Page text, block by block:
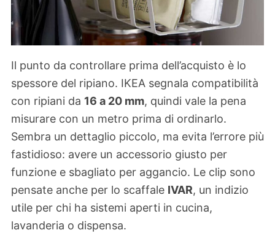
Il punto da controllare prima dell’acquisto è lo
spessore del ripiano. IKEA segnala compatibilità
con ripiani da 16 a 20 mm, quindi vale la pena
misurare con un metro prima di ordinarlo.
Sembra un dettaglio piccolo, ma evita l’errore più
fastidioso: avere un accessorio giusto per
funzione e sbagliato per aggancio. Le clip sono
pensate anche per lo scaffale IVAR, un indizio
utile per chi ha sistemi aperti in cucina,
lavanderia o dispensa.